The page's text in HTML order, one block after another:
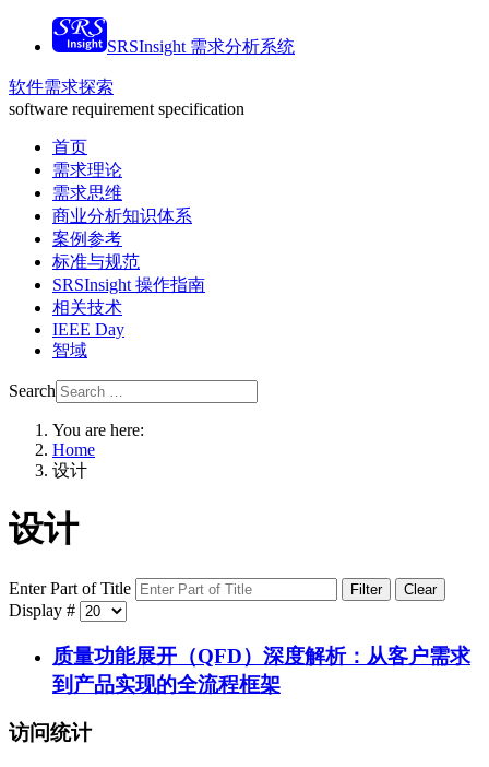
SRSInsight 需求分析系统
软件需求探索
software requirement specification
首页
需求理论
需求思维
商业分析知识体系
案例参考
标准与规范
SRSInsight 操作指南
相关技术
IEEE Day
智域
Search
You are here:
Home
设计
设计
Enter Part of Title Filter Clear
Display #
质量功能展开（QFD）深度解析：从客户需求
到产品实现的全流程框架
访问统计